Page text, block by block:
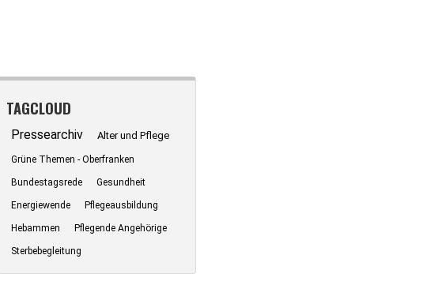
TAGCLOUD
Pressearchiv Alter und Pflege
Grüne Themen - Oberfranken
Bundestagsrede Gesundheit
Energiewende Pflegeausbildung
Hebammen Pflegende Angehörige
Sterbebegleitung